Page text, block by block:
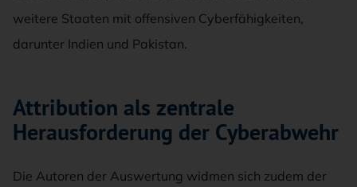
weitere Staaten mit offensiven Cyberfähigkeiten,
darunter Indien und Pakistan.
Attribution als zentrale
Herausforderung der Cyberabwehr
Die Autoren der Auswertung widmen sich zudem der